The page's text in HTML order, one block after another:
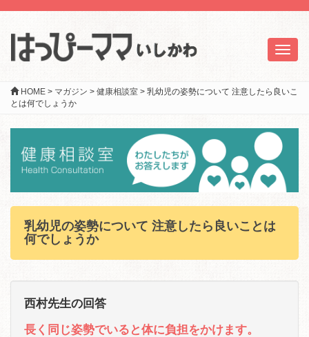
HOME > マガジン > 健康相談室 > 乳幼児の姿勢について 注意したら良いこ
とは何でしょうか
乳幼児の姿勢について 注意したら良いことは
何でしょうか
西村先生の回答
長く同じ姿勢でいると体に負担をかけます。